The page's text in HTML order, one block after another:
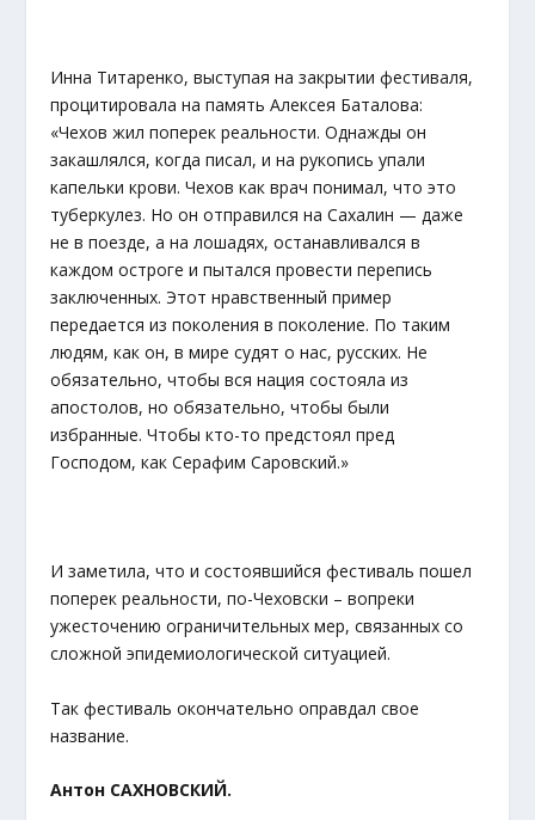
Инна Титаренко, выступая на закрытии фестиваля,
процитировала на память Алексея Баталова:
«Чехов жил поперек реальности. Однажды он
закашлялся, когда писал, и на рукопись упали
капельки крови. Чехов как врач понимал, что это
туберкулез. Но он отправился на Сахалин — даже
не в поезде, а на лошадях, останавливался в
каждом остроге и пытался провести перепись
заключенных. Этот нравственный пример
передается из поколения в поколение. По таким
людям, как он, в мире судят о нас, русских. Не
обязательно, чтобы вся нация состояла из
апостолов, но обязательно, чтобы были
избранные. Чтобы кто-то предстоял пред
Господом, как Серафим Саровский.»
И заметила, что и состоявшийся фестиваль пошел
поперек реальности, по-Чеховски – вопреки
ужесточению ограничительных мер, связанных со
сложной эпидемиологической ситуацией.
Так фестиваль окончательно оправдал свое
название.
Антон САХНОВСКИЙ.